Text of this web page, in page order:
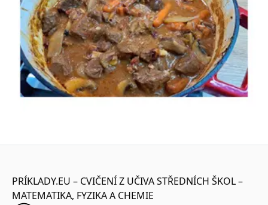
PRÍKLADY.EU – CVIČENÍ Z UČIVA STŘEDNÍCH ŠKOL –
MATEMATIKA, FYZIKA A CHEMIE